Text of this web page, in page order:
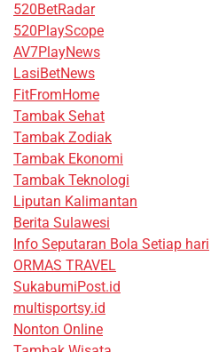
520BetRadar
520PlayScope
AV7PlayNews
LasiBetNews
FitFromHome
Tambak Sehat
Tambak Zodiak
Tambak Ekonomi
Tambak Teknologi
Liputan Kalimantan
Berita Sulawesi
Info Seputaran Bola Setiap hari
ORMAS TRAVEL
SukabumiPost.id
multisportsy.id
Nonton Online